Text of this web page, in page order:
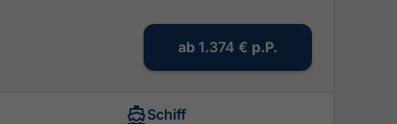
ab 1.374 € p.P.
Schiff